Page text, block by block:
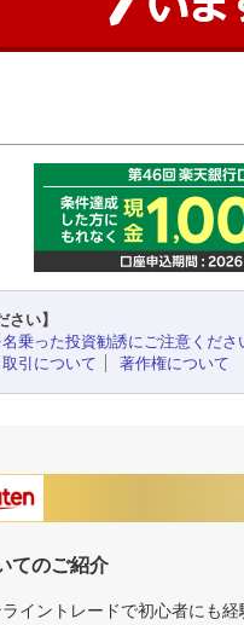
さい】
名乗った投資勧誘にご注意くださ
引について
著作権について
てのご紹介
イントレードで初心者にも